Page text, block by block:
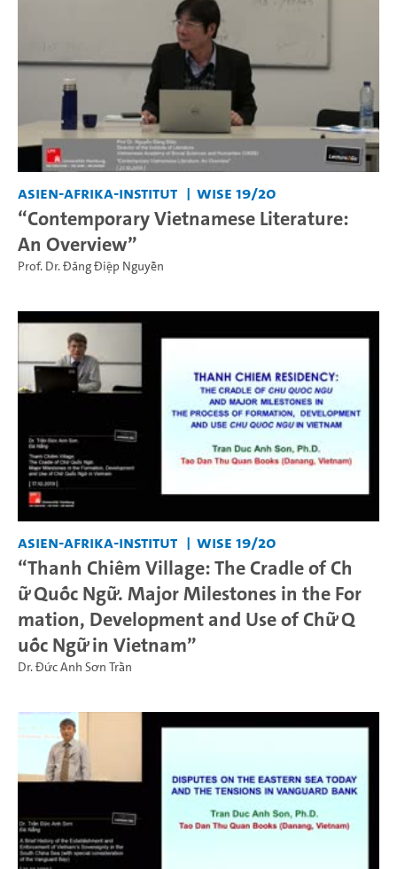
Asien-Afrika-Institut WiSe 19/20
“Contemporary Vietnamese Literature:
An Overview”
Prof. Dr. Đăng Điệp Nguyễn
Asien-Afrika-Institut WiSe 19/20
“Thanh Chiêm Village: The Cradle of Ch
ữ Quốc Ngữ. Major Milestones in the For
mation, Development and Use of Chữ Q
uốc Ngữ in Vietnam”
Dr. Đức Anh Sơn Trần